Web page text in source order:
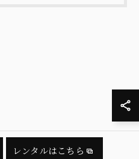
レンタルはこちら